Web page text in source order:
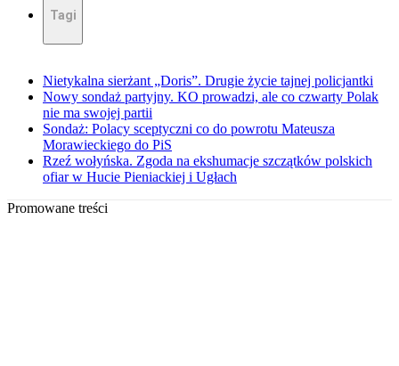
Tagi
Nietykalna sierżant „Doris”. Drugie życie tajnej policjantki
Nowy sondaż partyjny. KO prowadzi, ale co czwarty Polak
nie ma swojej partii
Sondaż: Polacy sceptyczni co do powrotu Mateusza
Morawieckiego do PiS
Rzeź wołyńska. Zgoda na ekshumacje szczątków polskich
ofiar w Hucie Pieniackiej i Ugłach
Promowane treści